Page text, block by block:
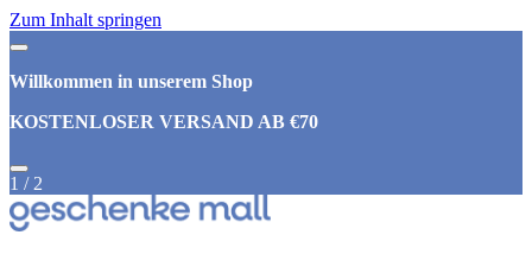
Zum Inhalt springen
Willkommen in unserem Shop
KOSTENLOSER VERSAND AB €70
1 / 2